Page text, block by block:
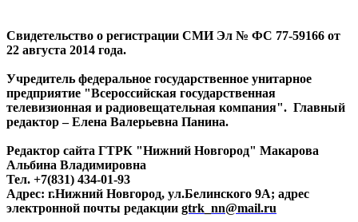
Свидетельство о регистрации СМИ Эл № ФС 77-59166 от
22 августа 2014 года.
Учредитель федеральное государственное унитарное
предприятие "Всероссийская государственная
телевизионная и радиовещательная компания". Главный
редактор – Елена Валерьевна Панина.
Редактор сайта ГТРК "Нижний Новгород" Макарова
Альбина Владимировна
Тел. +7(831) 434-01-93
Адрес: г.Нижний Новгород, ул.Белинского 9А; адрес
электронной почты редакции gtrk_nn@mail.ru